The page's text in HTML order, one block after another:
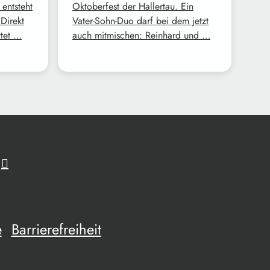
…
Oktoberfest der Hallertau. Ein
Vater-Sohn-Duo darf bei dem jetzt
auch mitmischen: Reinhard und …
Barrierefreiheit